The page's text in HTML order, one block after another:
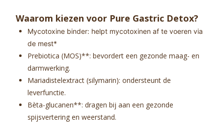
Waarom kiezen voor Pure Gastric Detox?
Mycotoxine binder: helpt mycotoxinen af te voeren via
de mest*
Prebiotica (MOS)**: bevordert een gezonde maag- en
darmwerking.
Mariadistelextract (silymarin): ondersteunt de
leverfunctie.
Bèta-glucanen**: dragen bij aan een gezonde
spijsvertering en weerstand.